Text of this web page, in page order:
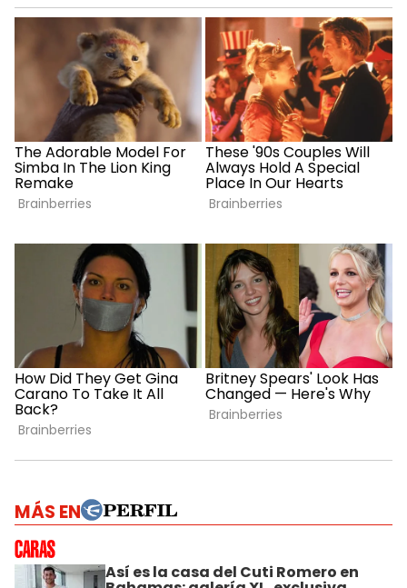
MÁS EN
Así es la casa del Cuti Romero en